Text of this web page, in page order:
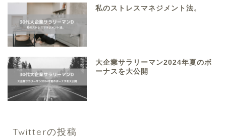
私のストレスマネジメント法。
大企業サラリーマン2024年夏のボ
ーナスを大公開
Twitterの投稿